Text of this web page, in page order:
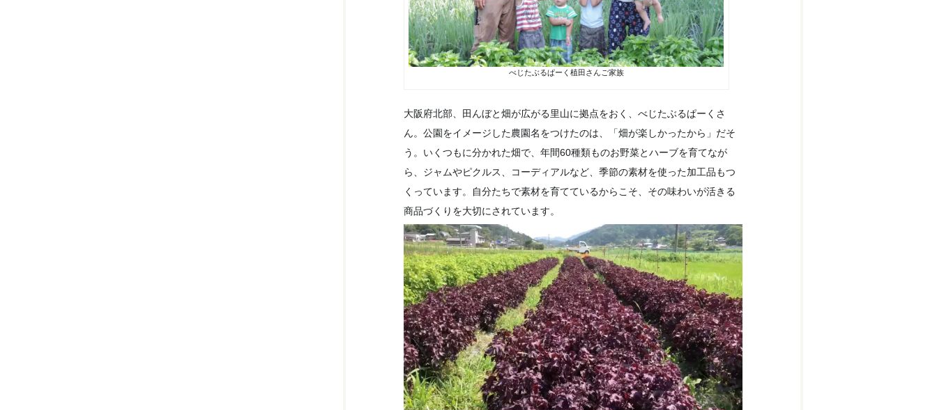
べじたぶるぱーく植田さんご家族
大阪府北部、田んぼと畑が広がる里山に拠点をおく、べじたぶるぱーくさ
ん。公園をイメージした農園名をつけたのは、「畑が楽しかったから」だそ
う。いくつもに分かれた畑で、年間60種類ものお野菜とハーブを育てなが
ら、ジャムやピクルス、コーディアルなど、季節の素材を使った加工品もつ
くっています。自分たちで素材を育てているからこそ、その味わいが活きる
商品づくりを大切にされています。